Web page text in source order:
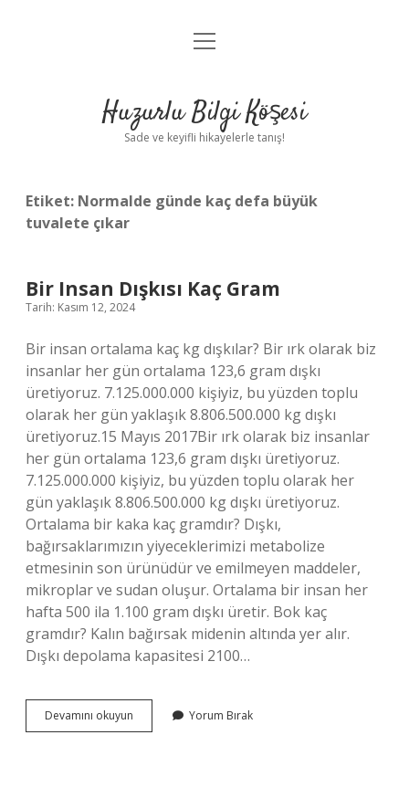
Anasayfa
Yasal Uyarı
menüyü
Huzurlu Bilgi Köşesi
Sade ve keyifli hikayelerle tanış!
Etiket: Normalde günde kaç defa büyük
tuvalete çıkar
Bir Insan Dışkısı Kaç Gram
Tarih: Kasım 12, 2024
Bir insan ortalama kaç kg dışkılar? Bir ırk olarak biz
insanlar her gün ortalama 123,6 gram dışkı
üretiyoruz. 7.125.000.000 kişiyiz, bu yüzden toplu
olarak her gün yaklaşık 8.806.500.000 kg dışkı
üretiyoruz.15 Mayıs 2017Bir ırk olarak biz insanlar
her gün ortalama 123,6 gram dışkı üretiyoruz.
7.125.000.000 kişiyiz, bu yüzden toplu olarak her
gün yaklaşık 8.806.500.000 kg dışkı üretiyoruz.
Ortalama bir kaka kaç gramdır? Dışkı,
bağırsaklarımızın yiyeceklerimizi metabolize
etmesinin son ürünüdür ve emilmeyen maddeler,
mikroplar ve sudan oluşur. Ortalama bir insan her
hafta 500 ila 1.100 gram dışkı üretir. Bok kaç
gramdır? Kalın bağırsak midenin altında yer alır.
Dışkı depolama kapasitesi 2100…
Devamını okuyun
Insan
Yorum Bırak